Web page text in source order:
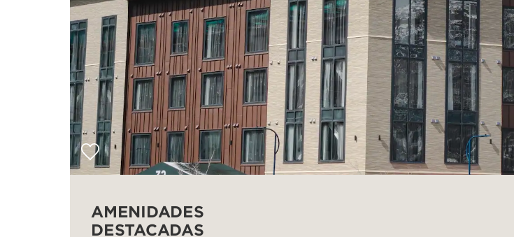
AMENIDADES
DESTACADAS